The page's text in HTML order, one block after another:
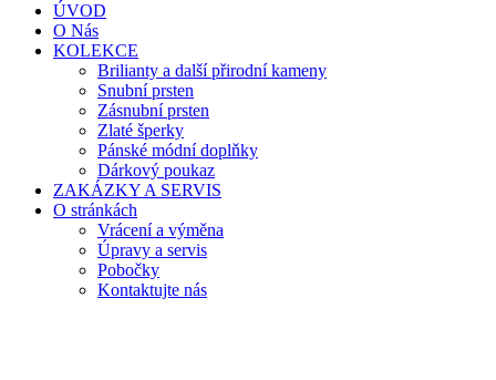
ÚVOD
O Nás
KOLEKCE
Brilianty a další přirodní kameny
Snubní prsten
Zásnubní prsten
Zlaté šperky
Pánské módní doplňky
Dárkový poukaz
ZAKÁZKY A SERVIS
O stránkách
Vrácení a výměna
Úpravy a servis
Pobočky
Kontaktujte nás